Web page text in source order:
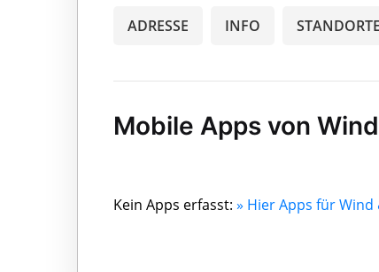
ADRESSE INFO STANDORTE
Mobile Apps von
Kein Apps erfasst: » Hier Apps für Wind